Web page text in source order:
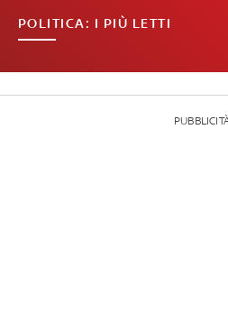
POLITICA: I PIÙ LETTI